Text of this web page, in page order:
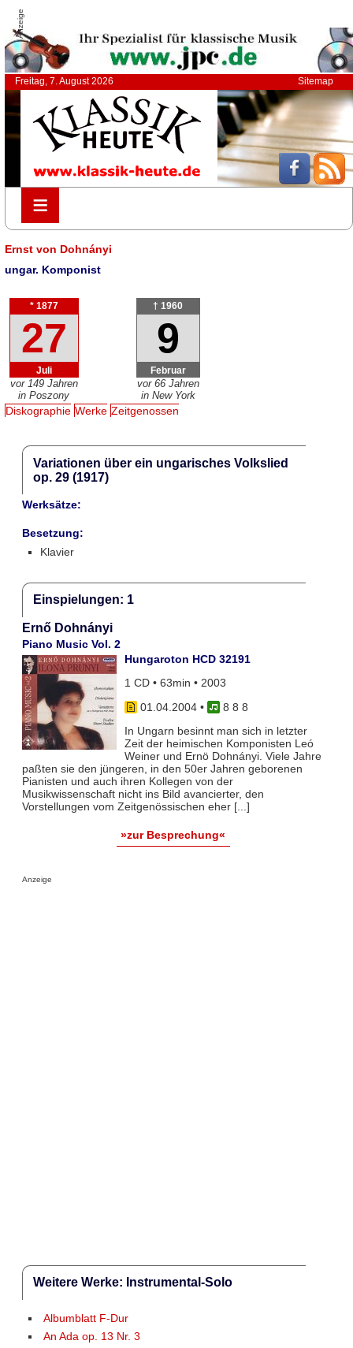
Anzeige
Freitag, 7. August 2026 Sitemap
≡
≡
Ernst von Dohnányi
ungar. Komponist
* 1877
27
Juli
vor 149 Jahren
in Poszony
† 1960
9
Februar
vor 66 Jahren
in New York
Diskographie Werke Zeitgenossen
Variationen über ein ungarisches Volkslied
op. 29 (1917)
Werksätze:
Besetzung:
Klavier
Einspielungen: 1
Ernő Dohnányi
Piano Music Vol. 2
Hungaroton HCD 32191
1 CD • 63min • 2003
01.04.2004•
8 8 8
In Ungarn besinnt man sich in letzter
Zeit der heimischen Komponisten Leó
Weiner und Ernö Dohnányi. Viele Jahre
paßten sie den jüngeren, in den 50er Jahren geborenen
Pianisten und auch ihren Kollegen von der
Musikwissenschaft nicht ins Bild avancierter, den
Vorstellungen vom Zeitgenössischen eher [...]
»zur Besprechung«
Anzeige
Weitere Werke: Instrumental-Solo
Albumblatt F-Dur
An Ada op. 13 Nr. 3